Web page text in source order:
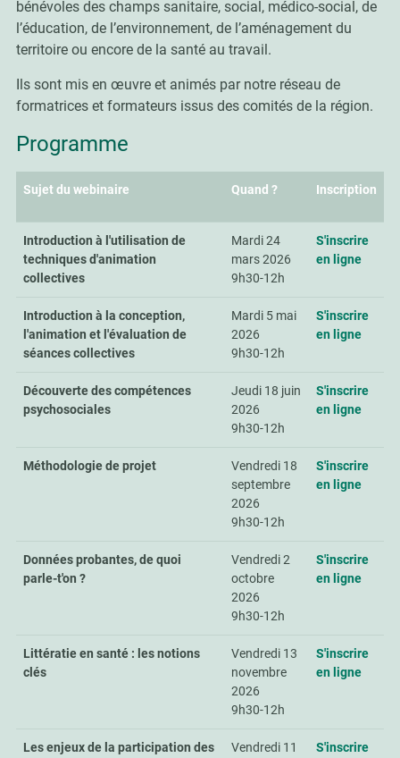
bénévoles des champs sanitaire, social, médico-social, de
l’éducation, de l’environnement, de l’aménagement du
territoire ou encore de la santé au travail.
Ils sont mis en œuvre et animés par notre réseau de
formatrices et formateurs issus des comités de la région.
Programme
Sujet du webinaire Quand ? Inscription
Introduction à l'utilisation de
techniques d'animation
collectives
Mardi 24
mars 2026
9h30-12h
S'inscrire
en ligne
Introduction à la conception,
l'animation et l'évaluation de
séances collectives
Mardi 5 mai
2026
9h30-12h
S'inscrire
en ligne
Découverte des compétences
psychosociales
Jeudi 18 juin
2026
9h30-12h
S'inscrire
en ligne
Méthodologie de projet
Vendredi 18
septembre
2026
9h30-12h
S'inscrire
en ligne
Données probantes, de quoi
parle-t'on ?
Vendredi 2
octobre
2026
9h30-12h
S'inscrire
en ligne
Littératie en santé : les notions
clés
Vendredi 13
novembre
2026
9h30-12h
S'inscrire
en ligne
Les enjeux de la participation des
Vendredi 11
S'inscrire